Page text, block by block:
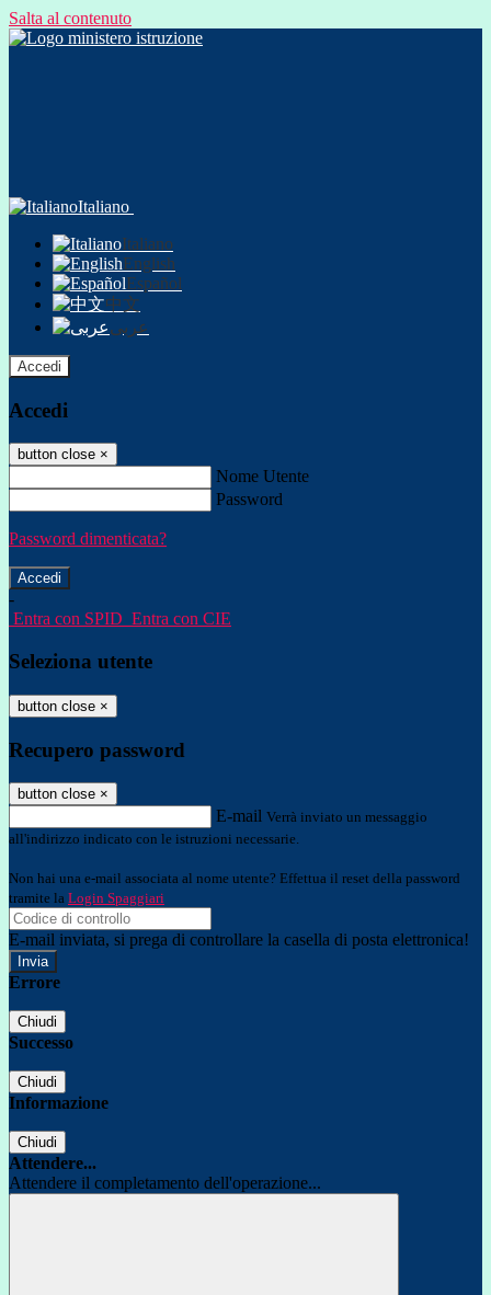
Salta al contenuto
Italiano
Italiano
English
Español
中文
عربى
Accedi
Accedi
button close ×
Nome Utente
Password
Password dimenticata?
-
Entra con SPID Entra con CIE
Seleziona utente
button close ×
Recupero password
button close ×
E-mail Verrà inviato un messaggio
all'indirizzo indicato con le istruzioni necessarie.
Non hai una e-mail associata al nome utente? Effettua il reset della password
tramite la Login Spaggiari
E-mail inviata, si prega di controllare la casella di posta elettronica!
Errore
Chiudi
Successo
Chiudi
Informazione
Chiudi
Attendere...
Attendere il completamento dell'operazione...